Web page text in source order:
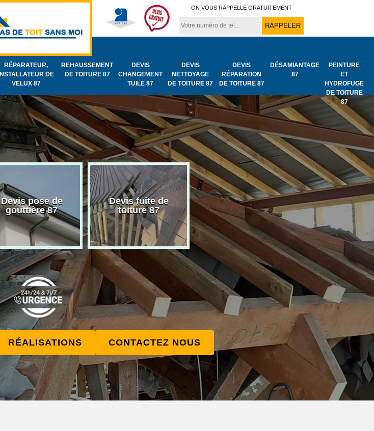
ON VOUS RAPPELLE GRATUITEMENT
RÉPARATEUR,
INSTALLATEUR DE
VELUX 87
REHAUSSEMENT
DE TOITURE 87
DEVIS
CHANGEMENT
TUILE 87
DEVIS
NETTOYAGE
DE TOITURE 87
DEVIS
RÉPARATION
DE TOITURE 87
DÉSAMIANTAGE
87
PEINTURE
ET
HYDROFUGE
DE TOITURE
87
Devis pose de
gouttière 87
Devis fuite de
toiture 87
Bâchage de toiture
87
Urgence
toiture 87
RÉALISATIONS CONTACTEZ NOUS